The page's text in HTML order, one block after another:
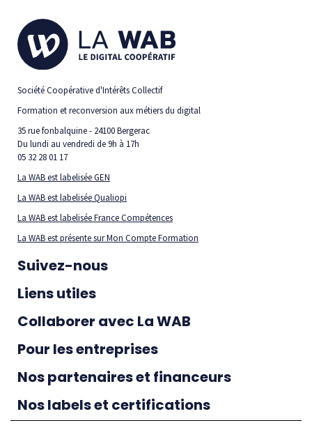
Société Coopérative d'Intérêts Collectif
Formation et reconversion aux métiers du digital
35 rue fonbalquine - 24100 Bergerac
Du lundi au vendredi de 9h à 17h
05 32 28 01 17
La WAB est labelisée GEN
La WAB est labelisée Qualiopi
La WAB est labelisée France Compétences
La WAB est présente sur Mon Compte Formation
Suivez-nous
Liens utiles
Collaborer avec La WAB
Pour les entreprises
Nos partenaires et financeurs
Nos labels et certifications